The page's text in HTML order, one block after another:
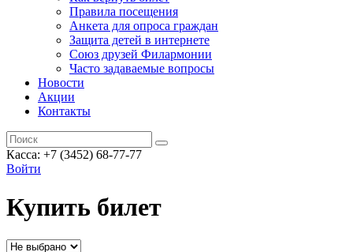
Правила посещения
Анкета для опроса граждан
Защита детей в интернете
Союз друзей Филармонии
Часто задаваемые вопросы
Новости
Акции
Контакты
Касса: +7 (3452) 68-77-77
Войти
Купить билет